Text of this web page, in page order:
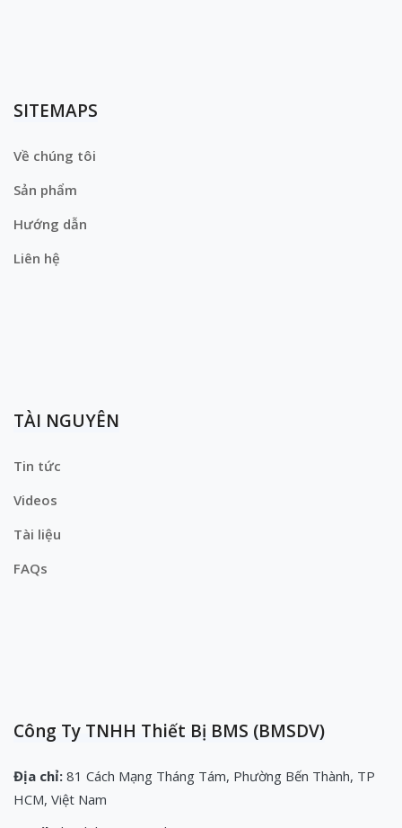
SITEMAPS
Về chúng tôi
Sản phẩm
Hướng dẫn
Liên hệ
TÀI NGUYÊN
Tin tức
Videos
Tài liệu
FAQs
Công Ty TNHH Thiết Bị BMS (BMSDV)
Địa chỉ: 81 Cách Mạng Tháng Tám, Phường Bến Thành, TP
HCM, Việt Nam